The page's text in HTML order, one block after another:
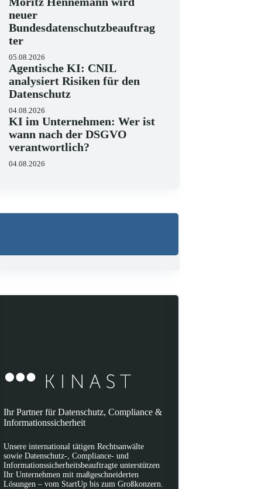
neuer
Bundesdatenschutzbeauftrag
ter
05.08.2026
Agentische KI: CNIL
analysiert Risiken für den
Datenschutz
04.08.2026
KI im Unternehmen: Wer ist
wann nach der DSGVO
verantwortlich?
04.08.2026
Ihr Partner für Datenschutz, Compliance &
Informationssicherheit
Unsere international tätigen Rechtsanwälte
sowie Datenschutz-, Compliance- und
Informationssicherheitsbeauftragte unterstützen
Ihr Unternehmen mit maßgeschneiderten
Lösungen – vom StartUp bis zum Großkonzern.